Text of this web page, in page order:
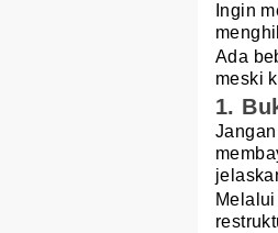
Ingin
Ada
meski
1.